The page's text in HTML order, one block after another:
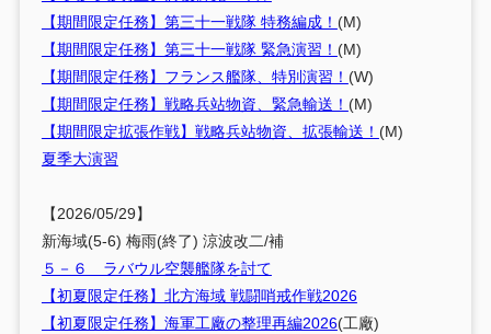
【期間限定任務】第三十一戦隊 特務編成！ (M)
【期間限定任務】第三十一戦隊 緊急演習！ (M)
【期間限定任務】フランス艦隊、特別演習！ (W)
【期間限定任務】戦略兵站物資、緊急輸送！ (M)
【期間限定拡張作戦】戦略兵站物資、拡張輸送！ (M)
夏季大演習
【2026/05/29】
新海域(5-6) 梅雨(終了) 涼波改二/補
５－６ ラバウル空襲艦隊を討て
【初夏限定任務】北方海域 戦闘哨戒作戦2026
【初夏限定任務】海軍工廠の整理再編2026(工廠)